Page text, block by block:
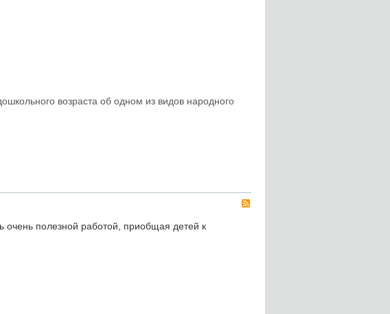
возраста об одном из видов народного
полезной работой, приобщая детей к